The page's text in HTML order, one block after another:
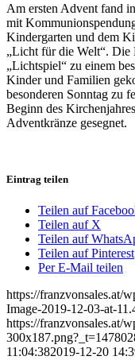
Am ersten Advent fand
mit
Kindergarten und dem
„Licht für die Welt“. Die
„Lichtspiel“ zu einem
Kinder und Familien
besonderen Sonntag zu
Beginn des
Adventkränze gesegnet.
Eintrag teilen
Teilen auf
Teilen auf X
Teilen auf
Teilen auf Pinterest
Per E-Mail teilen
https://franzvonsales.at/
Image-2019-12-03-at-
https://franzvonsales.at/
11:04:382019-12-20